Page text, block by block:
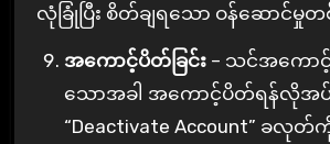
လုံခြုံပြီး စိတ်ချရသော ဝန်ဆောင်မှု
အကောင့်ပိတ်ခြင်း – သင်အကေ
သောအခါ အကောင့်ပိတ်ရန်လိုအပ်
“Deactivate Account” ခလုတ်